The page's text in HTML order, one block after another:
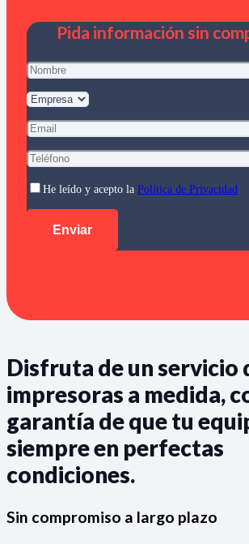
Pida información sin
He leído y acepto la Política de Privacidad
Disfruta de un servicio
impresoras a medida,
garantía de que tu
siempre en perfectas
condiciones.
Sin compromiso a largo plazo